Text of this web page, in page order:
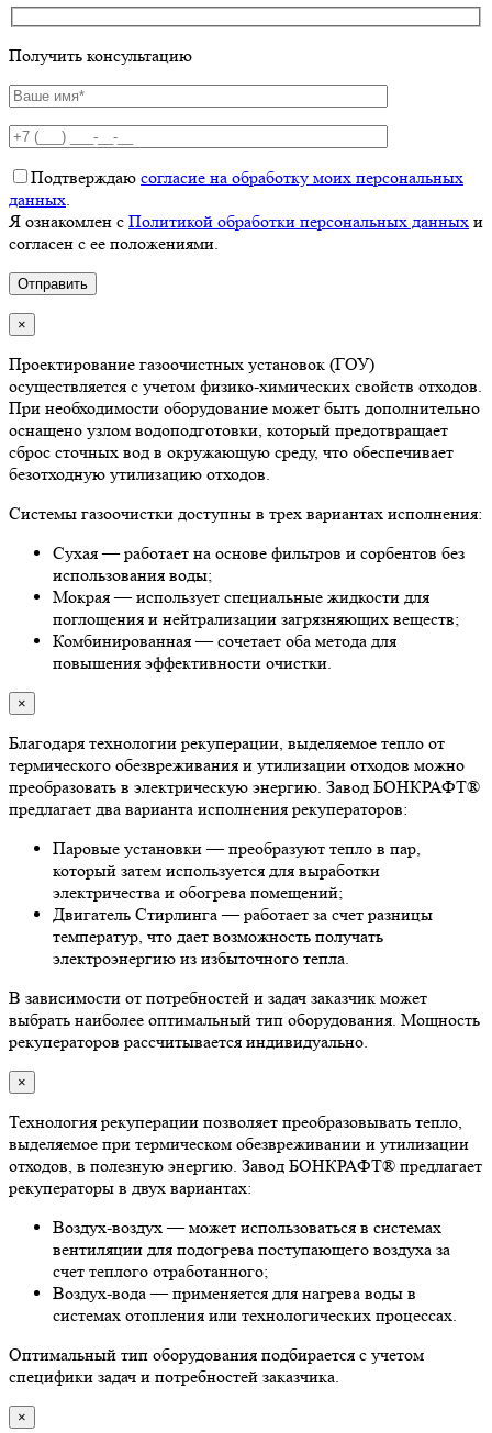
Получить консультацию
Подтверждаю согласие на обработку моих персональных
данных.
Я ознакомлен с Политикой обработки персональных данных и
согласен с ее положениями.
×
Проектирование газоочистных установок (ГОУ)
осуществляется с учетом физико-химических свойств отходов.
При необходимости оборудование может быть дополнительно
оснащено узлом водоподготовки, который предотвращает
сброс сточных вод в окружающую среду, что обеспечивает
безотходную утилизацию отходов.
Системы газоочистки доступны в трех вариантах исполнения:
Сухая — работает на основе фильтров и сорбентов без
использования воды;
Мокрая — использует специальные жидкости для
поглощения и нейтрализации загрязняющих веществ;
Комбинированная — сочетает оба метода для
повышения эффективности очистки.
×
Благодаря технологии рекуперации, выделяемое тепло от
термического обезвреживания и утилизации отходов можно
преобразовать в электрическую энергию. Завод БОНКРАФТ®
предлагает два варианта исполнения рекуператоров:
Паровые установки — преобразуют тепло в пар,
который затем используется для выработки
электричества и обогрева помещений;
Двигатель Стирлинга — работает за счет разницы
температур, что дает возможность получать
электроэнергию из избыточного тепла.
В зависимости от потребностей и задач заказчик может
выбрать наиболее оптимальный тип оборудования. Мощность
рекуператоров рассчитывается индивидуально.
×
Технология рекуперации позволяет преобразовывать тепло,
выделяемое при термическом обезвреживании и утилизации
отходов, в полезную энергию. Завод БОНКРАФТ® предлагает
рекуператоры в двух вариантах:
Воздух-воздух — может использоваться в системах
вентиляции для подогрева поступающего воздуха за
счет теплого отработанного;
Воздух-вода — применяется для нагрева воды в
системах отопления или технологических процессах.
Оптимальный тип оборудования подбирается с учетом
специфики задач и потребностей заказчика.
×